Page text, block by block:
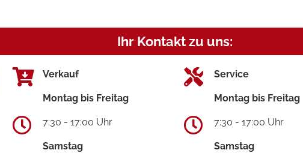
Ihr Kontakt zu uns:
Verkauf
Montag bis Freitag
7:30 - 17:00 Uhr
Samstag
Service
Montag bis Freitag
7:30 - 17:00 Uhr
Samstag